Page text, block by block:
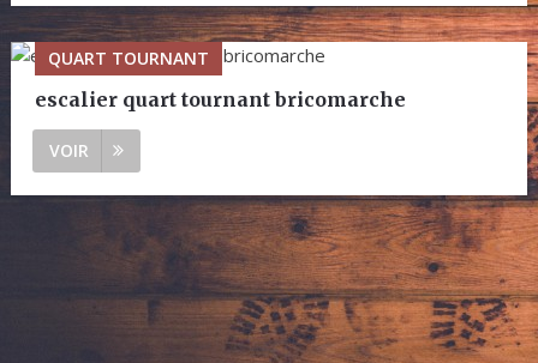
QUART TOURNANT
escalier quart tournant bricomarche
VOIR